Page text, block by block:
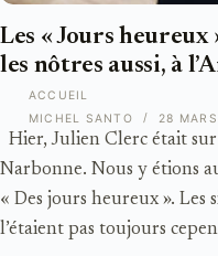
ACCUEIL
Les « Jours heureux
les nôtres aussi, à
Hier, Julien Clerc était sur
Narbonne. Nous y étions
« Des jours heureux ». Les
l’étaient pas toujours
MICHEL SANTO 28